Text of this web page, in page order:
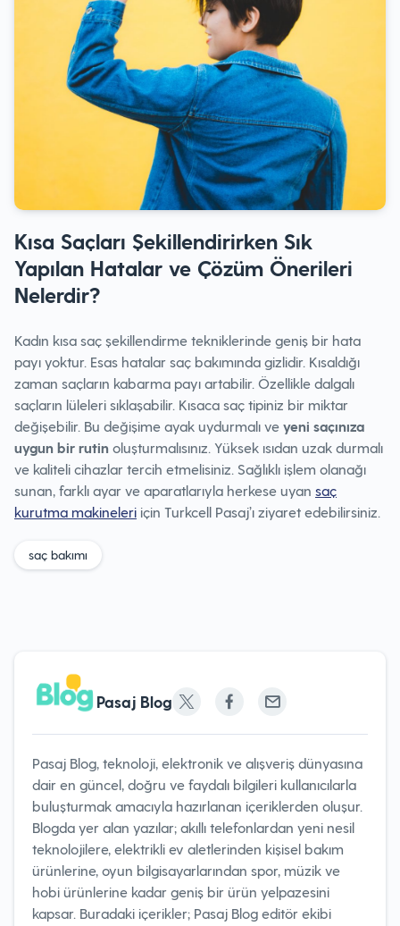
Kısa Saçları Şekillendirirken Sık
Yapılan Hatalar ve Çözüm Önerileri
Nelerdir?
Kadın kısa saç şekillendirme tekniklerinde geniş bir hata
payı yoktur. Esas hatalar saç bakımında gizlidir. Kısaldığı
zaman saçların kabarma payı artabilir. Özellikle dalgalı
saçların lüleleri sıklaşabilir. Kısaca saç tipiniz bir miktar
değişebilir. Bu değişime ayak uydurmalı ve yeni saçınıza
uygun bir rutin oluşturmalısınız. Yüksek ısıdan uzak durmalı
ve kaliteli cihazlar tercih etmelisiniz. Sağlıklı işlem olanağı
sunan, farklı ayar ve aparatlarıyla herkese uyan saç
kurutma makineleri için Turkcell Pasaj’ı ziyaret edebilirsiniz.
saç bakımı
Pasaj Blog
Pasaj Blog, teknoloji, elektronik ve alışveriş dünyasına
dair en güncel, doğru ve faydalı bilgileri kullanıcılarla
buluşturmak amacıyla hazırlanan içeriklerden oluşur.
Blogda yer alan yazılar; akıllı telefonlardan yeni nesil
teknolojilere, elektrikli ev aletlerinden kişisel bakım
ürünlerine, oyun bilgisayarlarından spor, müzik ve
hobi ürünlerine kadar geniş bir ürün yelpazesini
kapsar. Buradaki içerikler; Pasaj Blog editör ekibi